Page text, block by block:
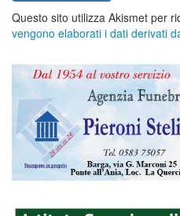
Questo sito utilizza Akismet per
vengono elaborati i dati derivati